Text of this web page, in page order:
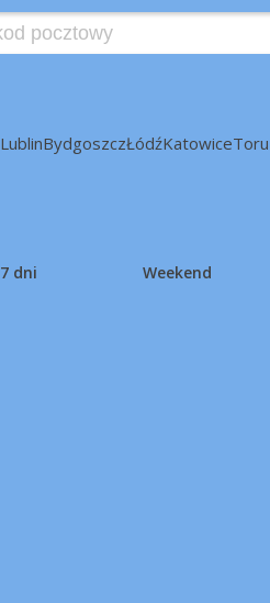
LublinBydgoszczŁódźKatowice
7 dni Weekend